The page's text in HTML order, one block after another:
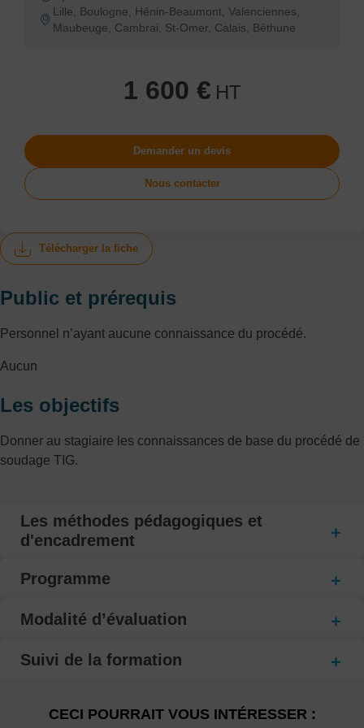
Télécharger la fiche
Public et prérequis
Personnel n’ayant aucune connaissance du procédé.
Aucun
Les objectifs
Donner au stagiaire les connaissances de base du procédé de
soudage TIG.
Les méthodes pédagogiques et
d'encadrement
Programme
Modalité d’évaluation
Suivi de la formation
Lille, Boulogne, Hénin-Beaumont, Valenciennes,
Maubeuge, Cambrai, St-Omer, Calais, Béthune
1 600 € HT
Demander un devis
Nous contacter
CECI POURRAIT VOUS INTÉRESSER :